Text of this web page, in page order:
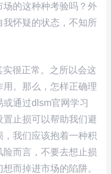
的这种种考验吗？外
怀疑的状态，不知所
很正常。之所以会这
。那么，怎样正确理
通过dlsm官网学习
止损可以帮助我们避
我们应该抱着一种积
而言，不要去想止损
而掉进市场的陷阱。